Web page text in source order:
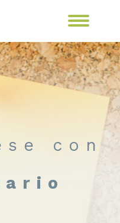
con